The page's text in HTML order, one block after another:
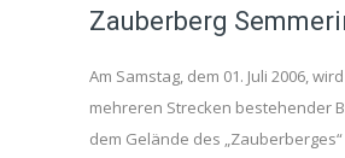
Zauberberg
Am Samstag, dem 01. Juli 2006,
mehreren Strecken bestehender
dem Gelände des